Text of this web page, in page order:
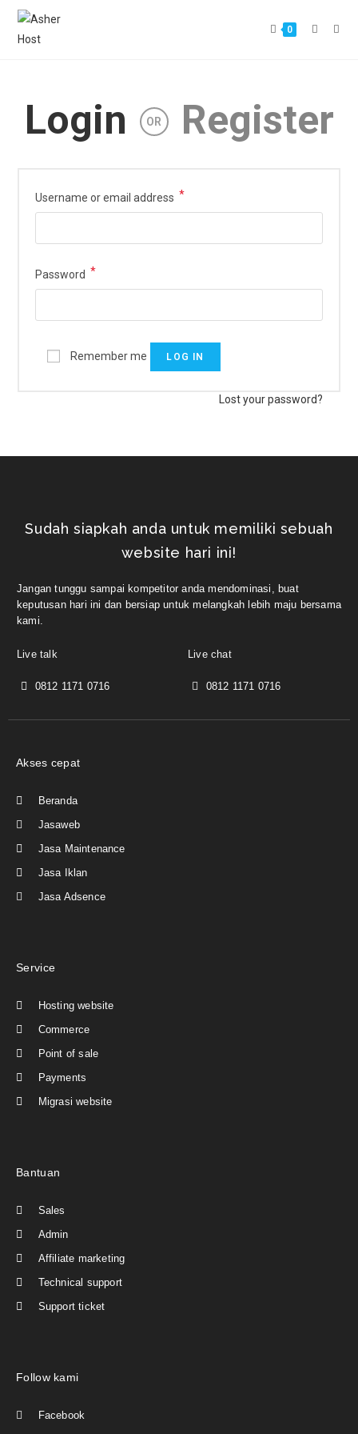
0
Login OR Register
Username or email address *
Password *
Remember me LOG IN
Lost your password?
Sudah siapkah anda untuk memiliki sebuah
website hari ini!
Jangan tunggu sampai kompetitor anda mendominasi, buat
keputusan hari ini dan bersiap untuk melangkah lebih maju bersama
kami.
Live talk
0812 1171 0716
Live chat
0812 1171 0716
Akses cepat
Beranda
Jasaweb
Jasa Maintenance
Jasa Iklan
Jasa Adsence
Service
Hosting website
Commerce
Point of sale
Payments
Migrasi website
Bantuan
Sales
Admin
Affiliate marketing
Technical support
Support ticket
Follow kami
Facebook